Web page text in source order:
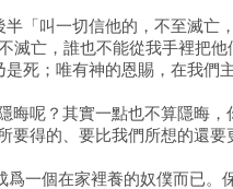
「叫一切信他的，不至滅亡
滅亡，誰也不能從我手裡把
死；唯有神的恩賜，在我們
晦呢？其實一點也不算隱晦
要得的、要比我們所想的還要
爲一個在家裡養的奴僕而已。